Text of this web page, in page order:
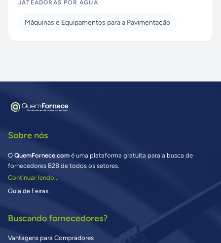
JATEADORAS POR ÁGUA
Máquinas e Equipamentos para a Pavimentação
Sobre nós
O QuemFornece.com é uma plataforma gratuita para a busca de
fornecedores B2B de todos os setores.
Continuar lendo...
Guia de Feiras
Buscando fornecedores?
Vantagens para Compradores